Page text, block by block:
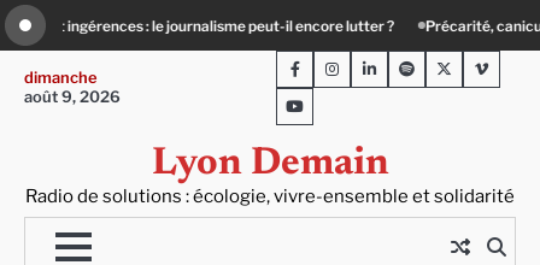
Skip
to
content
lutter ? Précarité, canicule, solitude : quand le lien social devient
dimanche
août 9, 2026
Lyon Demain
Radio de solutions : écologie, vivre-ensemble et solidarité
FacebookInstagram
LinkedInSpotifyTwitterViméo
Youtube